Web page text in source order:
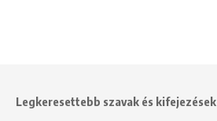
Legkeresettebb szavak és kifejezések